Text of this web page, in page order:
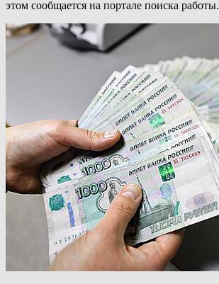
этом сообщается на портале поиска работы.